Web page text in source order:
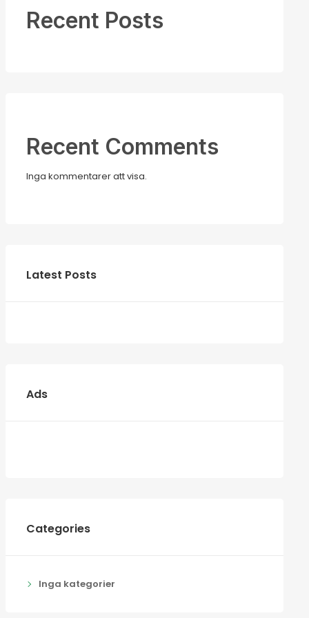
Recent Posts
Recent Comments
Inga kommentarer att visa.
Latest Posts
Ads
Categories
Inga kategorier